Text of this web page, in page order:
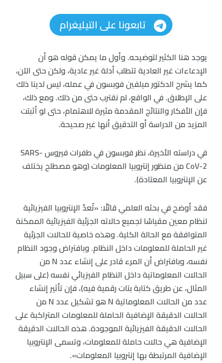
تابعونا على التيليغرام
يوجد هنا الكثير لتوضيحه. وأول ما يمكن قوله هو أن
الإدعاءات غير العادية تتطلب أدلة غير عادية، ولكن حتى الآن،
كما يشرح الدكتور ميلفين فوبسون في عمله، ليس لدينا ذلك
على الإطلاق. في الواقع، لم نقترب حتى من ذلك. ومع ذلك،
فإن الأفكار والنتائج المقدمة مثيرة للاهتمام، حتى لو أثبتت
المزيد من الدراسة أو التدقيق أنها غير صحيحة.
في دراسته الأخيرة، نظر فوبسون في طفرات فيروس SARS-
CoV-2 من منظور إنتروبيا المعلومات (وهو مصطلح يختلف
عن الإنتروبيا المعتادة).
فقد أوضح في بحثه العلمي قائلًا: «تُعدّ الإنتروبيا الفيزيائية
لنظام معين مقياسًا لجميع حالاته الجزئية الفيزيائية الممكنة
المتوافقة مع الحالة الكلية. وهذه خاصية للحالات الجزئية
غير الحاملة للمعلومات داخل النظام. وبافتراض وجود النظام
نفسه، وبافتراض أن المرء قادر على إنشاء عدد N من
الحالات المعلوماتية داخل النظام الفيزيائي نفسه (على سبيل
المثال، عن طريق كتابة بتات رقمية فيه)، فإن تأثير إنشاء
عدد من الحالات المعلوماتية N هو تشكيل عدد N من
الحالات الدقيقة الإضافية الحاملة للمعلومات المتراكبة على
الحالات الدقيقة الفيزيائية الموجودة. هذه الحالات الدقيقة
الإضافية هي حالات حاملة للمعلومات، وتسمى الإنتروبيا
الإضافية المرتبطة بها إنتروبيا المعلومات».